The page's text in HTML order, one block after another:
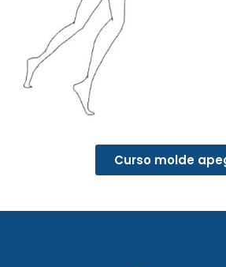
Curso molde